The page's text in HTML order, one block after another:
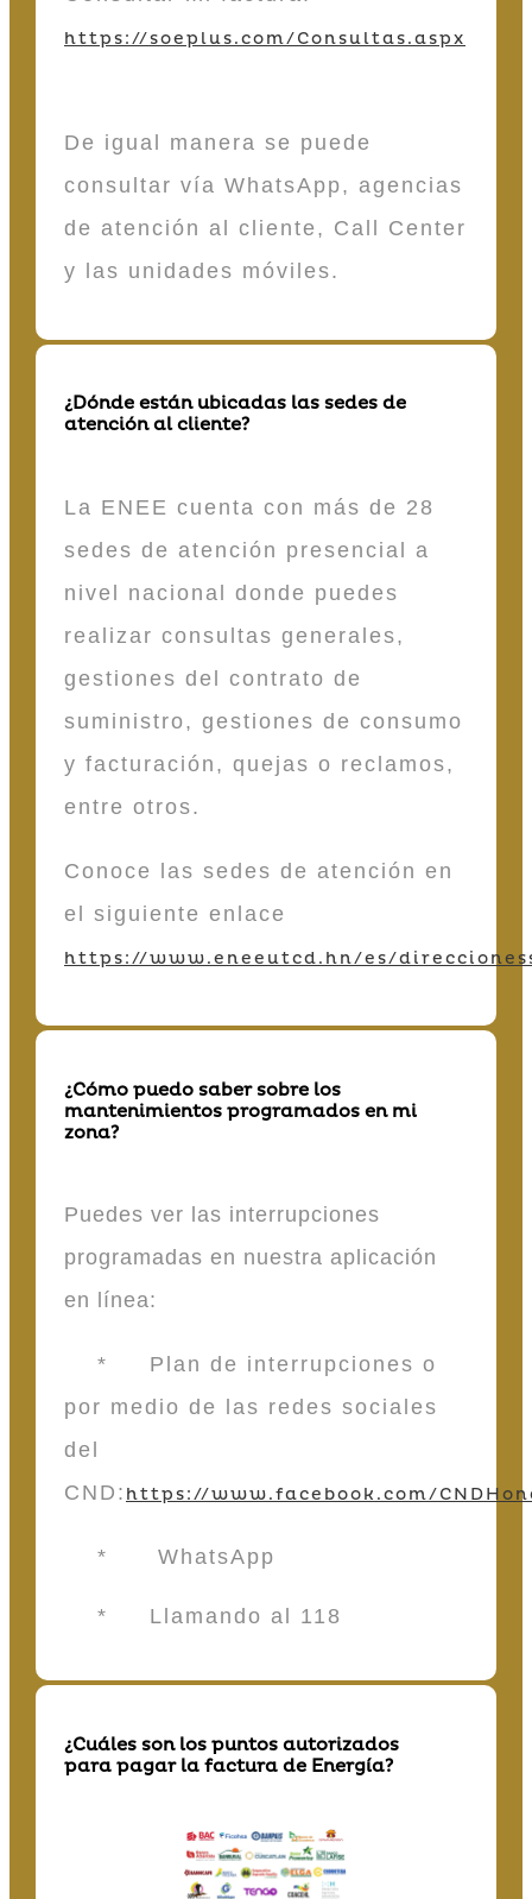
https://soeplus.com/Consultas.aspx
De igual manera se puede
consultar vía WhatsApp, agencias
de atención al cliente, Call Center
y las unidades móviles.
¿Dónde están ubicadas las sedes de
atención al cliente?
La ENEE cuenta con más de 28
sedes de atención presencial a
nivel nacional donde puedes
realizar consultas generales,
gestiones del contrato de
suministro, gestiones de consumo
y facturación, quejas o reclamos,
entre otros.
Conoce las sedes de atención en
el siguiente enlace
https://www.eneeutcd.hn/es/
¿Cómo puedo saber sobre los
mantenimientos programados en mi
zona?
Puedes ver las interrupciones
programadas en nuestra aplicación
en línea:
* Plan de interrupciones o
por medio de las redes sociales
del
CND: https://www.facebook.com/
* WhatsApp
* Llamando al 118
¿Cuáles son los puntos autorizados
para pagar la factura de Energía?